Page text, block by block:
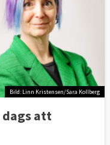
Bild: Linn Kristensen/Sara Kollberg
dags att